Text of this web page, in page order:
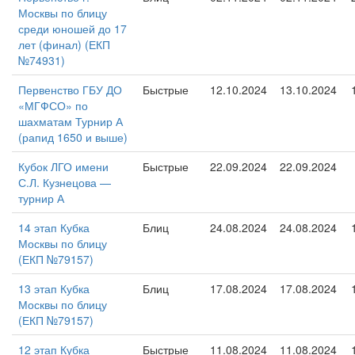
Москвы по блицу
среди юношей до 17
лет (финал) (ЕКП
№74931)
Первенство ГБУ ДО
«МГФСО» по
шахматам Турнир А
(рапид 1650 и выше)
Быстрые 12.10.2024 13.10.2024
Кубок ЛГО имени
С.Л. Кузнецова —
турнир А
Быстрые 22.09.2024 22.09.2024
14 этап Кубка
Москвы по блицу
(ЕКП №79157)
Блиц 24.08.2024 24.08.2024
13 этап Кубка
Москвы по блицу
(ЕКП №79157)
Блиц 17.08.2024 17.08.2024
12 этап Кубка Быстрые 11.08.2024 11.08.2024